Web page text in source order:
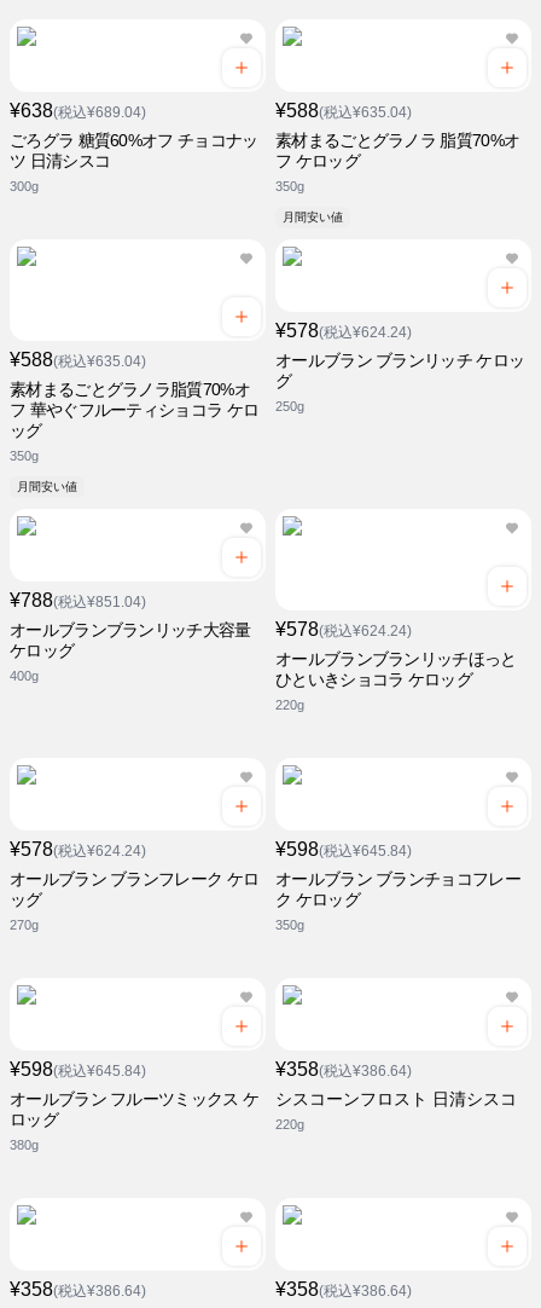
¥638(税込¥689.04)
ごろグラ 糖質60%オフ チョコナッ
ツ 日清シスコ
300g
¥588(税込¥635.04)
素材まるごとグラノラ 脂質70%オ
フ ケロッグ
350g
月間安い値
¥588(税込¥635.04)
素材まるごとグラノラ脂質70%オ
フ 華やぐフルーティショコラ ケロ
ッグ
350g
月間安い値
¥578(税込¥624.24)
オールブラン ブランリッチ ケロッ
グ
250g
¥788(税込¥851.04)
オールブランブランリッチ大容量
ケロッグ
400g
¥578(税込¥624.24)
オールブランブランリッチほっと
ひといきショコラ ケロッグ
220g
¥578(税込¥624.24)
オールブラン ブランフレーク ケロ
ッグ
270g
¥598(税込¥645.84)
オールブラン ブランチョコフレー
ク ケロッグ
350g
¥598(税込¥645.84)
オールブラン フルーツミックス ケ
ロッグ
380g
¥358(税込¥386.64)
シスコーンフロスト 日清シスコ
220g
¥358(税込¥386.64) ¥358(税込¥386.64)